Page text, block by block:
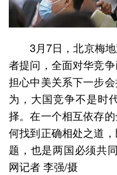
3月7日，北京梅
者提问，全面对华竞
担心中美关系下一步
为，大国竞争不是时
择。在一个相互依存
何找到正确相处之道
题，也是两国必须共
网记者 李强/摄